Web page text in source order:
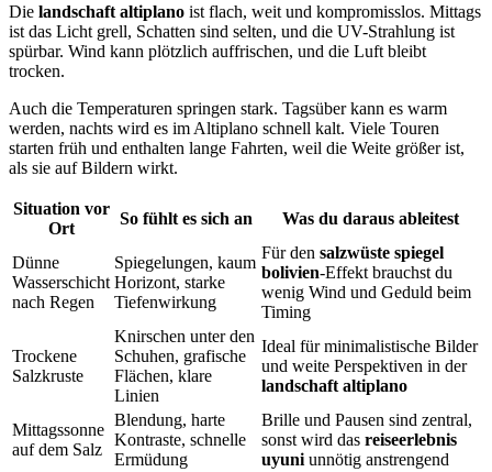
Die landschaft altiplano ist flach, weit und kompromisslos. Mittags
ist das Licht grell, Schatten sind selten, und die UV-Strahlung ist
spürbar. Wind kann plötzlich auffrischen, und die Luft bleibt
trocken.
Auch die Temperaturen springen stark. Tagsüber kann es warm
werden, nachts wird es im Altiplano schnell kalt. Viele Touren
starten früh und enthalten lange Fahrten, weil die Weite größer ist,
als sie auf Bildern wirkt.
Situation vor
Ort
So fühlt es sich an Was du daraus ableitest
Dünne
Wasserschicht
nach Regen
Spiegelungen, kaum
Horizont, starke
Tiefenwirkung
Für den salzwüste spiegel
bolivien-Effekt brauchst du
wenig Wind und Geduld beim
Timing
Trockene
Salzkruste
Knirschen unter den
Schuhen, grafische
Flächen, klare
Linien
Ideal für minimalistische Bilder
und weite Perspektiven in der
landschaft altiplano
Mittagssonne
auf dem Salz
Blendung, harte
Kontraste, schnelle
Ermüdung
Brille und Pausen sind zentral,
sonst wird das reiseerlebnis
uyuni unnötig anstrengend